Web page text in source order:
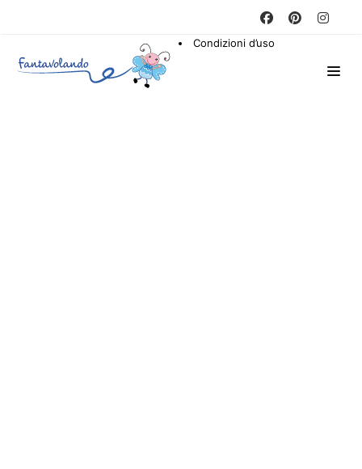
Condizioni d’uso